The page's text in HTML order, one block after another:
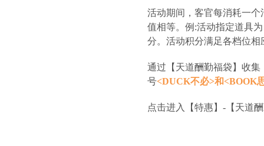
活动期间，客官每消耗一
值相等。例:活动指定道具
分。活动积分满足各档位
通过【天道酬勤福袋】收
号<DUCK不必>和<BOOK
点击进入【特惠】-【天道